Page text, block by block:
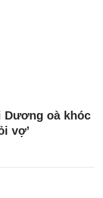
Dương oà khóc
vợ’